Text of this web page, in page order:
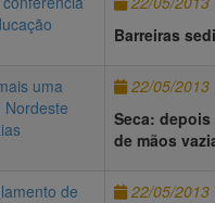
Barreiras
22/05/2013
Seca:
de mãos
22/05/2013